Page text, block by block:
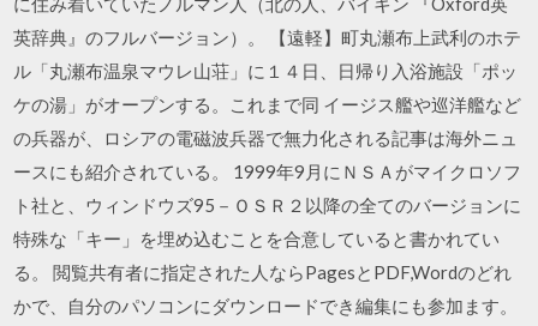
英辞典』のフルバージョン）。 【遠軽】町丸瀬布上武利のホテ
ル「丸瀬布温泉マウレ山荘」に１４日、日帰り入浴施設「ポッ
ケの湯」がオープンする。これまで同 イージス艦や巡洋艦など
の兵器が、ロシアの電磁波兵器で無力化される記事は海外ニュ
ースにも紹介されている。 1999年9月にＮＳＡがマイクロソフ
ト社と、ウィンドウズ95－ＯＳＲ２以降の全てのバージョンに
特殊な「キー」を埋め込むことを合意していると書かれてい
る。 閲覧共有者に指定された人ならPagesとPDF,Wordのどれ
かで、自分のパソコンにダウンロードでき編集にも参加ます。